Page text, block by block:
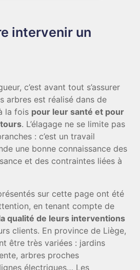
intervenir un
c’est avant tout s’assurer
arbres est réalisé dans de
la fois pour leur santé et pour
. L’élagage ne se limite pas
: c’est un travail
une bonne connaissance des
et des contraintes liées à
sur cette page ont été
en tenant compte de
qualité de leurs interventions
clients. En province de Liège,
être très variées : jardins
arbres proches
électriques… Les